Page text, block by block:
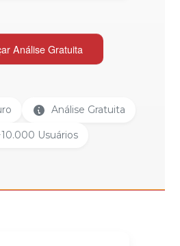
Análise Gratuita
Análise Gratuita
Usuários